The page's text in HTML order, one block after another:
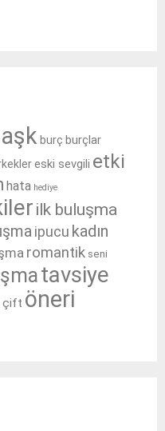
aşk burç burçlar
eski sevgili etki
hata hediye
ilk buluşma
ipucu kadın
romantik seni
tavsiye
çift öneri